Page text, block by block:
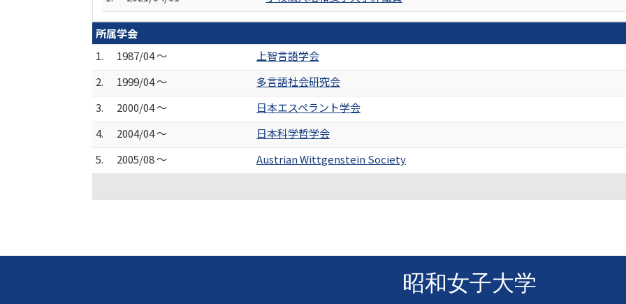
所属学会
1.
1987/04 ～
上智言語学会
2.
1999/04 ～
多言語社会研究会
3.
2000/04 ～
日本エスペラント学会
4.
2004/04 ～
日本科学哲学会
5.
2005/08 ～ Austrian Wittgenstein Society
昭和女子大学